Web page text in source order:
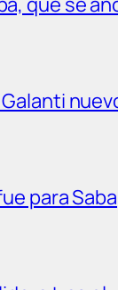
para Saba